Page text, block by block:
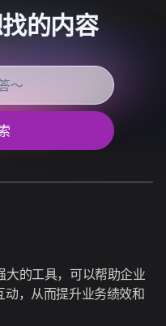
的内容
大的工具，可以帮助企业
，从而提升业务绩效和